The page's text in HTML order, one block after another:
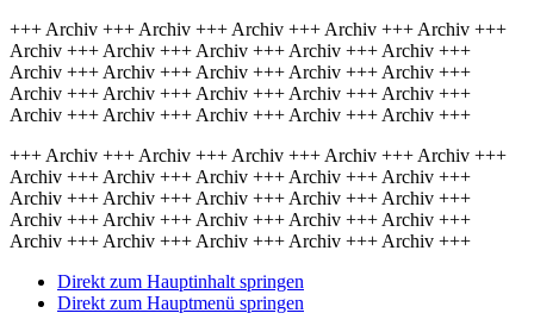
+++ Archiv +++ Archiv +++ Archiv +++ Archiv +++ Archiv +++
Archiv +++ Archiv +++ Archiv +++ Archiv +++ Archiv +++
Archiv +++ Archiv +++ Archiv +++ Archiv +++ Archiv +++
Archiv +++ Archiv +++ Archiv +++ Archiv +++ Archiv +++
Archiv +++ Archiv +++ Archiv +++ Archiv +++ Archiv +++
+++ Archiv +++ Archiv +++ Archiv +++ Archiv +++ Archiv +++
Archiv +++ Archiv +++ Archiv +++ Archiv +++ Archiv +++
Archiv +++ Archiv +++ Archiv +++ Archiv +++ Archiv +++
Archiv +++ Archiv +++ Archiv +++ Archiv +++ Archiv +++
Archiv +++ Archiv +++ Archiv +++ Archiv +++ Archiv +++
Direkt zum Hauptinhalt springen
Direkt zum Hauptmenü springen